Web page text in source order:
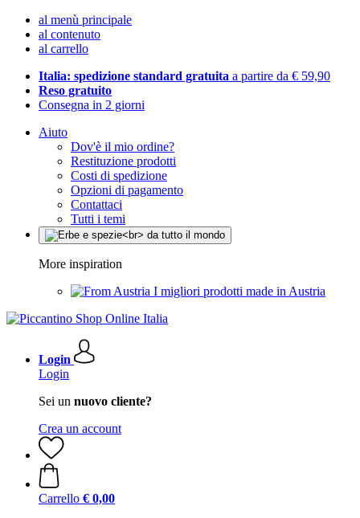
al menù principale
al contenuto
al carrello
Italia: spedizione standard gratuita a partire da € 59,90
Reso gratuito
Consegna in 2 giorni
Aiuto
Dov'è il mio ordine?
Restituzione prodotti
Costi di spedizione
Opzioni di pagamento
Contattaci
Tutti i temi
More inspiration
I migliori prodotti made in Austria
Login
Login
Sei un nuovo cliente?
Crea un account
Carrello € 0,00